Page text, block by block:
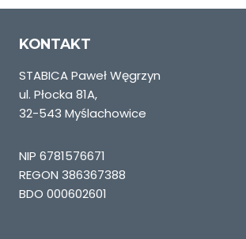
KONTAKT
STABICA Paweł Węgrzyn
ul. Płocka 81A,
32-543 Myślachowice
NIP 6781576671
REGON 386367388
BDO 000602601